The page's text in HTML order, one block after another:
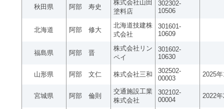
秋田県 阿部 寿史
株式会社山田
塗料店
302302-
10506
北海道 阿部 修大
北海道技建株
式会社
301601-
10609
福島県 阿部 晋
株式会社リン
ペイ
301602-
10630
山形県 阿部 文仁 株式会社三和
302502-
00003
2025
宮城県 阿部 倫則
交通施設工業
株式会社
302102-
00004
2022